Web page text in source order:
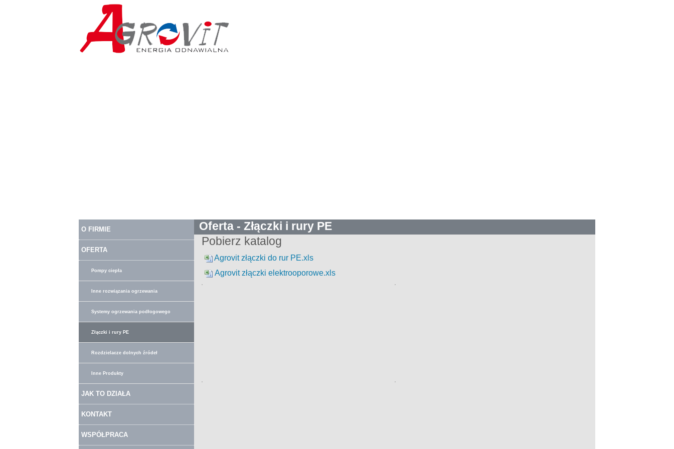
O FIRMIE
OFERTA
Pompy ciepła
Inne rozwiązania ogrzewania
Systemy ogrzewania podłogowego
Złączki i rury PE
Rozdzielacze dolnych źródeł
Inne Produkty
JAK TO DZIAŁA
KONTAKT
WSPÓŁPRACA
Oferta - Złączki i rury PE
Pobierz katalog
Agrovit złączki do rur PE.xls
Agrovit złączki elektrooporowe.xls